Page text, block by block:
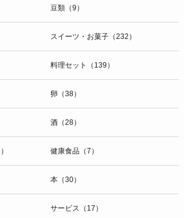
豆類（9）
スイーツ・お菓子（232）
料理セット（139）
卵（38）
酒（28）
健康食品（7）
本（30）
サービス（17）